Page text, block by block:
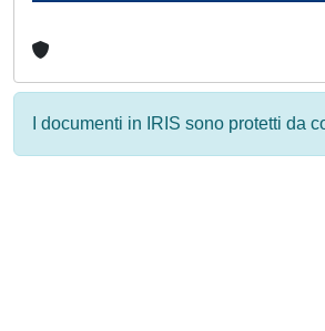
I documenti in IRIS sono protetti da